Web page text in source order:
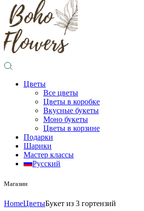
Цветы
Все цветы
Цветы в коробке
Вкусные букеты
Моно букеты
Цветы в корзине
Подарки
Шарики
Мастер классы
Русский
Магазин
HomeЦветыБукет из 3 гортензий